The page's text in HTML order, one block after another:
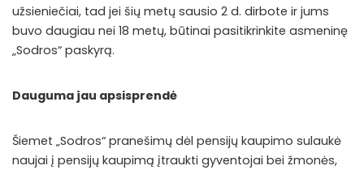
užsieniečiai, tad jei šių metų sausio 2 d. dirbote ir jums
buvo daugiau nei 18 metų, būtinai pasitikrinkite asmeninę
„Sodros“ paskyrą.
Dauguma jau apsisprendė
Šiemet „Sodros“ pranešimų dėl pensijų kaupimo sulaukė
naujai į pensijų kaupimą įtraukti gyventojai bei žmonės,